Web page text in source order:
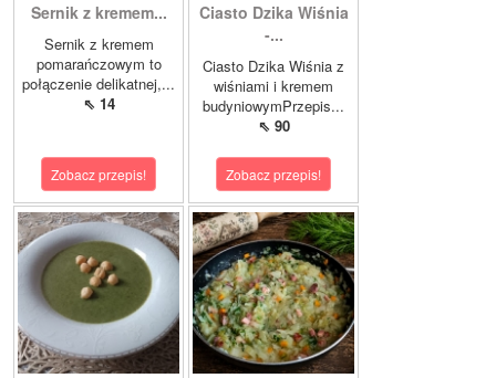
Sernik z kremem...
Sernik z kremem
pomarańczowym to
połączenie delikatnej,...
⇖ 14
Zobacz przepis!
Ciasto Dzika Wiśnia
-...
Ciasto Dzika Wiśnia z
wiśniami i kremem
budyniowymPrzepis...
⇖ 90
Zobacz przepis!